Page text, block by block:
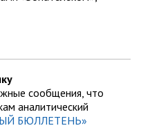
сообщения, что
аналитический
БЮЛЛЕТЕНЬ»